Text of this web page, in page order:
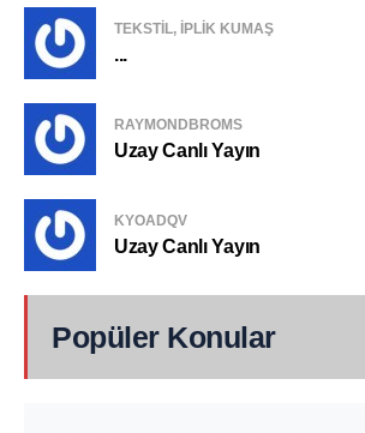
TEKSTIL, IPLIK KUMAŞ
...
RAYMONDBROMS
Uzay Canlı Yayın
KYOADQV
Uzay Canlı Yayın
Popüler Konular